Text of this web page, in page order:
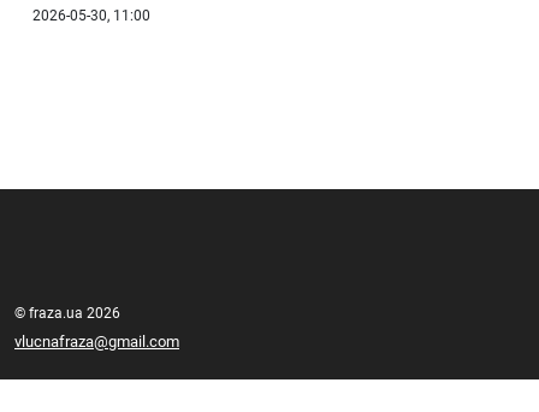
2026-05-30, 11:00
© fraza.ua 2026
vlucnafraza@gmail.com